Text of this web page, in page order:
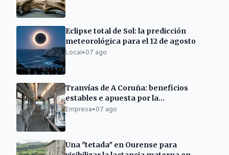
Eclipse total de Sol: la predicción
meteorológica para el 12 de agosto
Local• 07 ago
Tranvías de A Coruña: beneficios
estables e apuesta por la
electromovilidad
Empresa• 07 ago
Una "tetada" en Ourense para